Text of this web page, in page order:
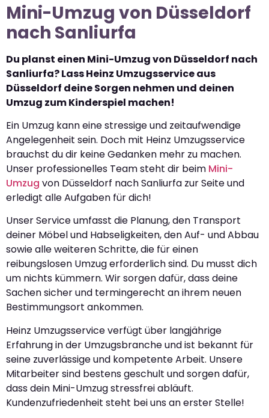
Mini-Umzug von Düsseldorf
nach Sanliurfa
Du planst einen Mini-Umzug von Düsseldorf nach
Sanliurfa? Lass Heinz Umzugsservice aus
Düsseldorf deine Sorgen nehmen und deinen
Umzug zum Kinderspiel machen!
Ein Umzug kann eine stressige und zeitaufwendige
Angelegenheit sein. Doch mit Heinz Umzugsservice
brauchst du dir keine Gedanken mehr zu machen.
Unser professionelles Team steht dir beim Mini-
Umzug von Düsseldorf nach Sanliurfa zur Seite und
erledigt alle Aufgaben für dich!
Unser Service umfasst die Planung, den Transport
deiner Möbel und Habseligkeiten, den Auf- und Abbau
sowie alle weiteren Schritte, die für einen
reibungslosen Umzug erforderlich sind. Du musst dich
um nichts kümmern. Wir sorgen dafür, dass deine
Sachen sicher und termingerecht an ihrem neuen
Bestimmungsort ankommen.
Heinz Umzugsservice verfügt über langjährige
Erfahrung in der Umzugsbranche und ist bekannt für
seine zuverlässige und kompetente Arbeit. Unsere
Mitarbeiter sind bestens geschult und sorgen dafür,
dass dein Mini-Umzug stressfrei abläuft.
Kundenzufriedenheit steht bei uns an erster Stelle!